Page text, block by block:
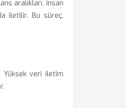
aralıkları, insan
iletilir. Bu süreç,
Yüksek veri iletim